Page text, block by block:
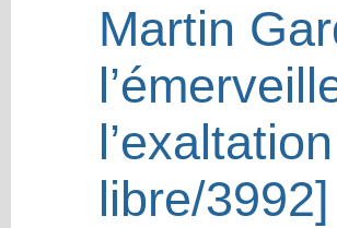
Martin
libre/3992]